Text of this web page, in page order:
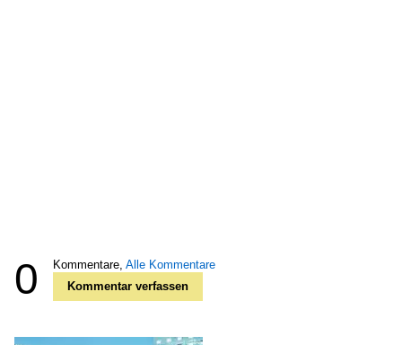
0 Kommentare, Alle Kommentare
Kommentar verfassen